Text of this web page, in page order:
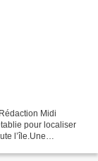
Midi
pour localiser
l’île.Une